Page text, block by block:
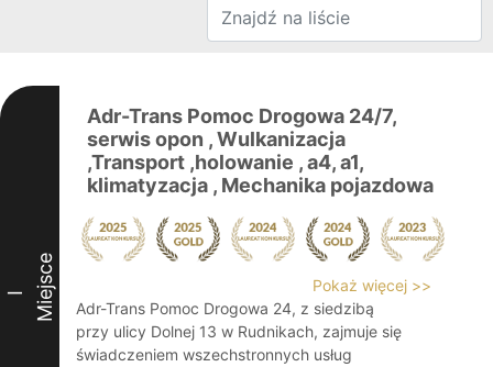
I Miejsce
Adr-Trans Pomoc Drogowa 24/7,
serwis opon , Wulkanizacja
,Transport ,holowanie , a4, a1,
klimatyzacja , Mechanika pojazdowa
Pokaż więcej >>
Adr-Trans Pomoc Drogowa 24, z siedzibą
przy ulicy Dolnej 13 w Rudnikach, zajmuje się
świadczeniem wszechstronnych usług